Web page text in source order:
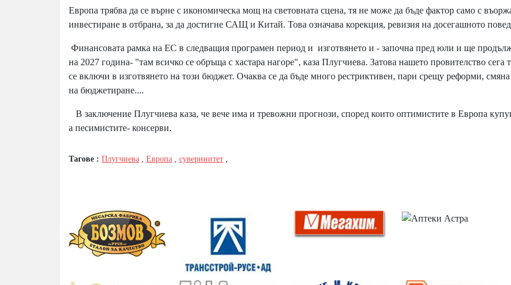
Европа трябва да се върне с икономическа мощ на световната сцена, тя не може да бъде фактор само с
инвестиране в отбрана, за да достигне САЩ и Китай. Това означава корекция, ревизия на досегашното
Финансовата рамка на ЕС в следващия програмен период и изготвянето и - започна пред юли и ще
на 2027 година- "там всичко се обръща с хастара нагоре", каза Плугчиева. Затова нашето провителство сега
се включи в изготвянето на този бюджет. Очаква се да бъде много рестриктивен, пари срещу реформи,
на бюджетиране....
В заключение Плугчиева каза, че вече има и тревожни прогнози, според които оптимистите в Европа
а песимистите- консерви.
Тагове : Плугчиева , Европа , суверинитет ,